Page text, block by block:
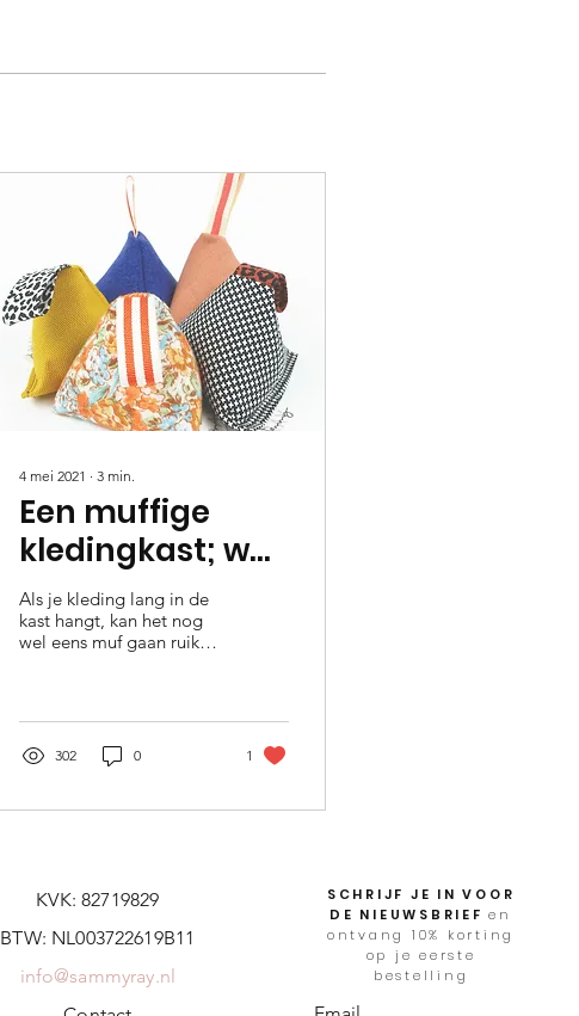
4 mei 2021 ∙ 3 min.
Een muffige
kledingkast; wat
nu?
Als je kleding lang in de
kast hangt, kan het nog
wel eens muf gaan ruiken.
302 0 1
KVK: 82719829
BTW: NL003722619B11
info@sammyray.nl
SCHRIJF JE IN VOOR
DE NIEUWSBRIEFen
ontvang 10% korting
op je eerste
bestelling